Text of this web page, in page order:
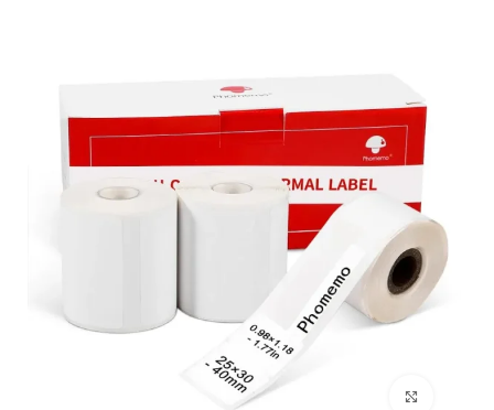
بزرگنمایی تصویر